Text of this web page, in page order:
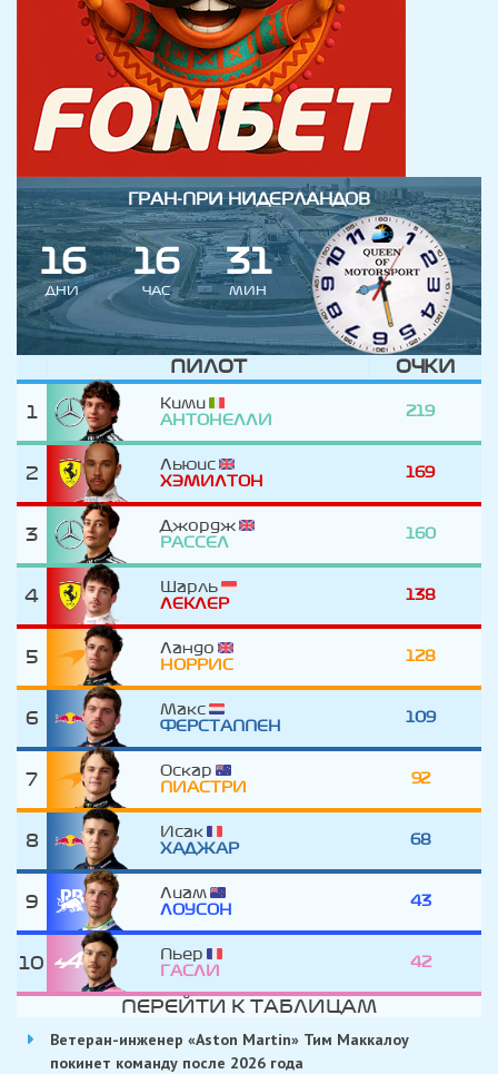
ГРАН-ПРИ НИДЕРЛАНДОВ
16
ДНИ
16
ЧАС
31
МИН
ПИЛОТ ОЧКИ
1
Кими
АНТОНЕЛЛИ
219
2
Льюис
ХЭМИЛТОН
169
3
Джордж
РАССЕЛ
160
4
Шарль
ЛЕКЛЕР
138
5
Ландо
НОРРИС
128
6
Макс
ФЕРСТАППЕН
109
7
Оскар
ПИАСТРИ
92
8
Исак
ХАДЖАР
68
9
Лиам
ЛОУСОН
43
10
Пьер
ГАСЛИ
42
ПЕРЕЙТИ К ТАБЛИЦАМ
Ветеран-инженер «Aston Martin» Тим Маккалоу
покинет команду после 2026 года